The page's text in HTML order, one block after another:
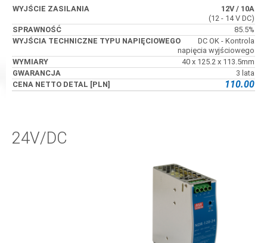
12V/ 10A
(12 - 14 V DC)
85.5%
DC OK - Kontrola
napięcia wyjściowego
40 x 125.2 x 113.5mm
3 lata
110.00
24V/DC